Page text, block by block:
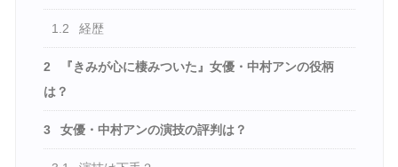
1.2 経歴
2
『きみが心に棲みついた』女優・中村アンの役柄
は？
3 女優・中村アンの演技の評判は？